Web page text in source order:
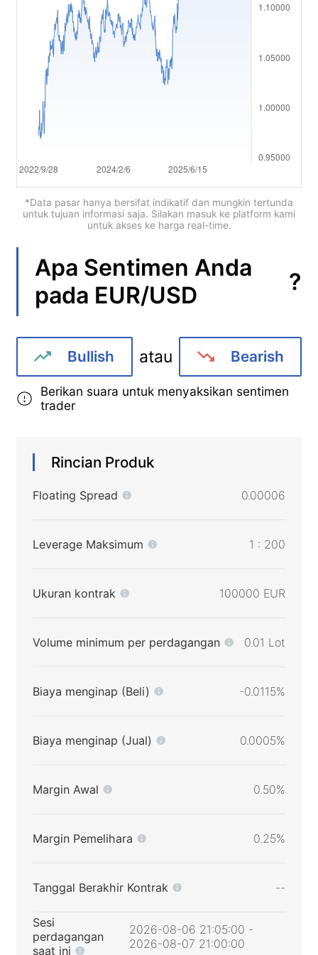
简体中文
繁體中文
한국어
Tiếng việt
Bahasa Indonesia
*Data pasar hanya bersifat indikatif dan mungkin tertunda
untuk tujuan informasi saja. Silakan masuk ke platform kami
untuk akses ke harga real-time.
Apa Sentimen Anda
pada EUR/USD ?
Bullish atau Bearish
Berikan suara untuk menyaksikan sentimen
trader
Rincian Produk
Floating Spread 0.00006
Leverage Maksimum 1 : 200
Ukuran kontrak 100000 EUR
Volume minimum per perdagangan 0.01 Lot
Biaya menginap (Beli) -0.0115%
Biaya menginap (Jual) 0.0005%
Margin Awal 0.50%
Margin Pemelihara 0.25%
Tanggal Berakhir Kontrak --
Sesi
perdagangan
saat ini
2026-08-06 21:05:00 -
2026-08-07 21:00:00